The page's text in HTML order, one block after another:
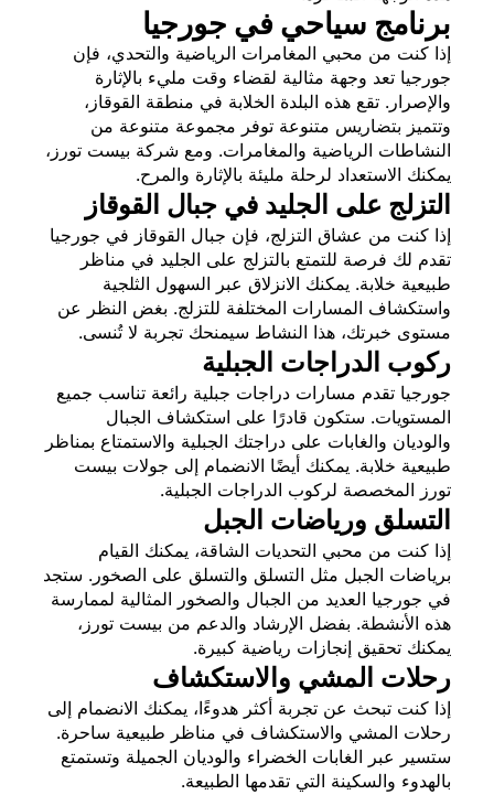
برنامج سياحي في جورجيا
إذا كنت من محبي المغامرات الرياضية والتحدي، فإن
جورجيا تعد وجهة مثالية لقضاء وقت مليء بالإثارة
والإصرار. تقع هذه البلدة الخلابة في منطقة القوقاز،
وتتميز بتضاريس متنوعة توفر مجموعة متنوعة من
النشاطات الرياضية والمغامرات. ومع شركة بيست تورز،
يمكنك الاستعداد لرحلة مليئة بالإثارة والمرح.
التزلج على الجليد في جبال القوقاز
إذا كنت من عشاق التزلج، فإن جبال القوقاز في جورجيا
تقدم لك فرصة للتمتع بالتزلج على الجليد في مناظر
طبيعية خلابة. يمكنك الانزلاق عبر السهول الثلجية
واستكشاف المسارات المختلفة للتزلج. بغض النظر عن
مستوى خبرتك، هذا النشاط سيمنحك تجربة لا تُنسى.
ركوب الدراجات الجبلية
جورجيا تقدم مسارات دراجات جبلية رائعة تناسب جميع
المستويات. ستكون قادرًا على استكشاف الجبال
والوديان والغابات على دراجتك الجبلية والاستمتاع بمناظر
طبيعية خلابة. يمكنك أيضًا الانضمام إلى جولات بيست
تورز المخصصة لركوب الدراجات الجبلية.
التسلق ورياضات الجبل
إذا كنت من محبي التحديات الشاقة، يمكنك القيام
برياضات الجبل مثل التسلق والتسلق على الصخور. ستجد
في جورجيا العديد من الجبال والصخور المثالية لممارسة
هذه الأنشطة. بفضل الإرشاد والدعم من بيست تورز،
يمكنك تحقيق إنجازات رياضية كبيرة.
رحلات المشي والاستكشاف
إذا كنت تبحث عن تجربة أكثر هدوءًا، يمكنك الانضمام إلى
رحلات المشي والاستكشاف في مناظر طبيعية ساحرة.
ستسير عبر الغابات الخضراء والوديان الجميلة وتستمتع
بالهدوء والسكينة التي تقدمها الطبيعة.